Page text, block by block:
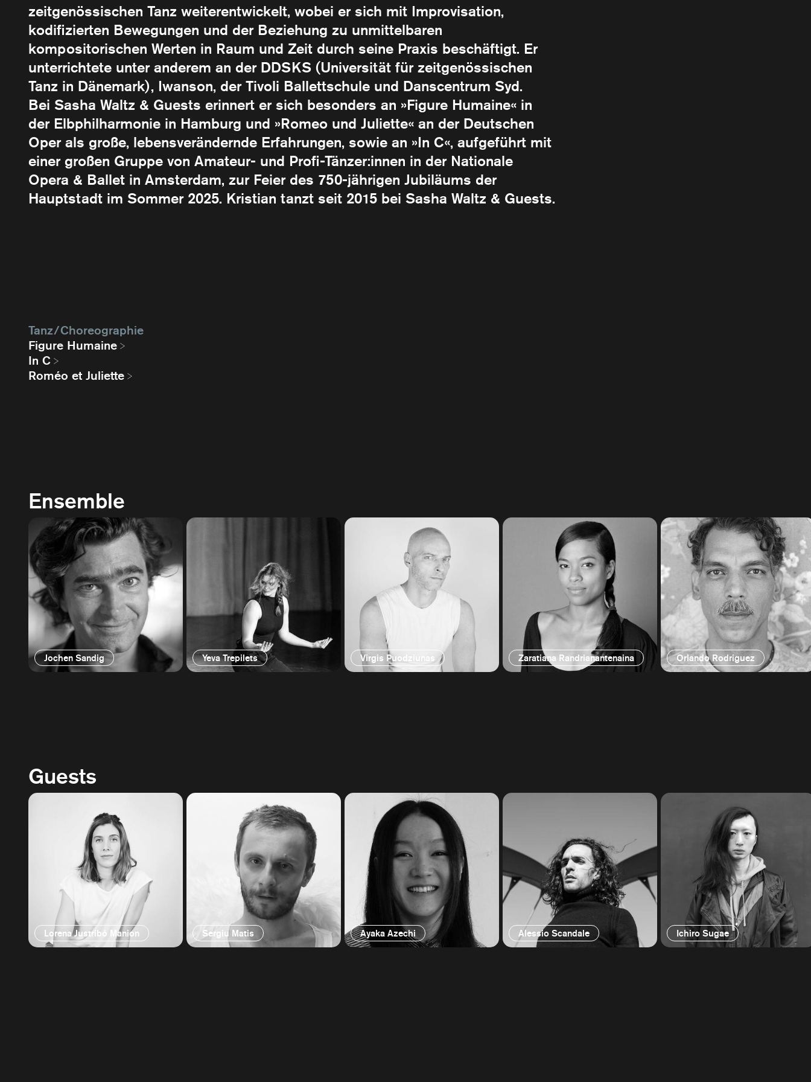
zeitgenössischen Tanz weiterentwickelt, wobei er sich mit Improvisation,
kodifizierten Bewegungen und der Beziehung zu unmittelbaren
kompositorischen Werten in Raum und Zeit durch seine Praxis beschäftigt. Er
unterrichtete unter anderem an der DDSKS (Universität für zeitgenössischen
Tanz in Dänemark), Iwanson, der Tivoli Ballettschule und Danscentrum Syd.
Bei Sasha Waltz & Guests erinnert er sich besonders an »Figure Humaine« in
der Elbphilharmonie in Hamburg und »Romeo und Juliette« an der Deutschen
Oper als große, lebensverändernde Erfahrungen, sowie an »In C«, aufgeführt mit
einer großen Gruppe von Amateur- und Profi-Tänzer:innen in der Nationale
Opera & Ballet in Amsterdam, zur Feier des 750-jährigen Jubiläums der
Hauptstadt im Sommer 2025. Kristian tanzt seit 2015 bei Sasha Waltz & Guests.
Tanz / Choreographie
Figure Humaine
In C
Roméo et Juliette
Ensemble
Jochen Sandig Yeva Trepilets Virgis Puodziunas Zaratiana Randrianantenaina Orlando Rodriguez
Guests
Lorena Justribó Manion Sergiu Matis Ayaka Azechi Alessio Scandale Ichiro Sugae